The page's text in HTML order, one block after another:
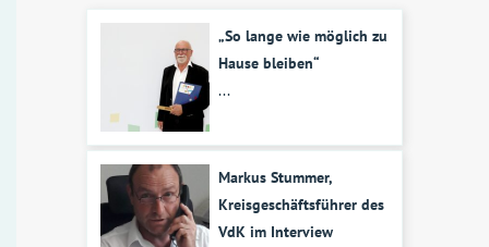
„So lange wie möglich zu
Hause bleiben“
...
Markus Stummer,
Kreisgeschäftsführer des
VdK im Interview